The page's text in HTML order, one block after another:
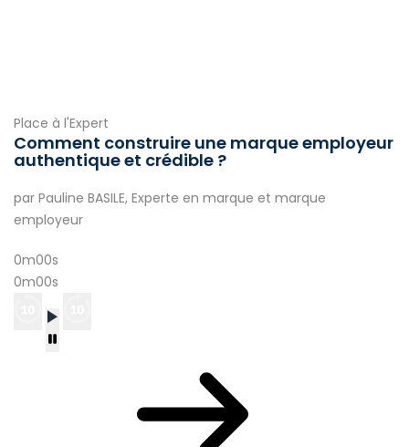
Place à l'Expert
Comment construire une marque employeur
authentique et crédible ?
par Pauline BASILE, Experte en marque et marque
employeur
0m00s
0m00s